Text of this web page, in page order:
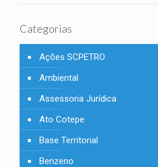
Categorias
Ações SCPETRO
Ambiental
Assessoria Jurídica
Ato Cotepe
Base Territorial
Benzeno